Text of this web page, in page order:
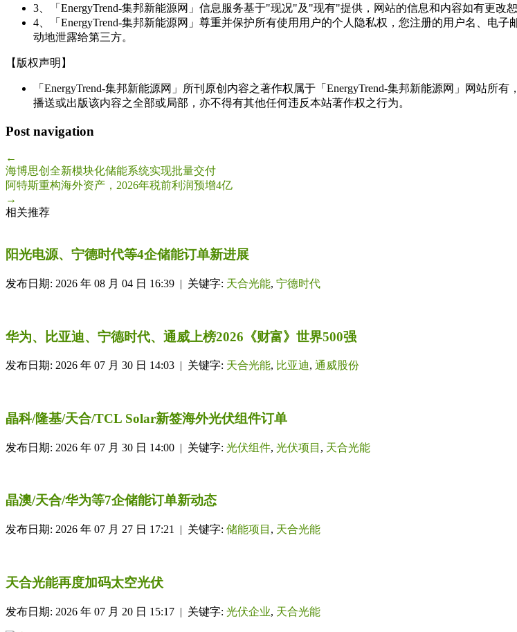
3、「EnergyTrend-集邦新能源网」信息服务基于"现况"及"现有"提供，网站的信息和内容如有更改恕
4、「EnergyTrend-集邦新能源网」尊重并保护所有使用用户的个人隐私权，您注册的用户名、电
动地泄露给第三方。
【版权声明】
「EnergyTrend-集邦新能源网」所刊原创内容之著作权属于「EnergyTrend-集邦新能源网」网站所
播送或出版该内容之全部或局部，亦不得有其他任何违反本站著作权之行为。
Post navigation
←
海博思创全新模块化储能系统实现批量交付
阿特斯重构海外资产，2026年税前利润预增4亿
→
相关推荐
阳光电源、宁德时代等4企储能订单新进展
发布日期: 2026 年 08 月 04 日 16:39 | 关键字: 天合光能, 宁德时代
华为、比亚迪、宁德时代、通威上榜2026《财富》世界500强
发布日期: 2026 年 07 月 30 日 14:03 | 关键字: 天合光能, 比亚迪, 通威股份
晶科/隆基/天合/TCL Solar新签海外光伏组件订单
发布日期: 2026 年 07 月 30 日 14:00 | 关键字: 光伏组件, 光伏项目 , 天合光能
晶澳/天合/华为等7企储能订单新动态
发布日期: 2026 年 07 月 27 日 17:21 | 关键字: 储能项目 , 天合光能
天合光能再度加码太空光伏
发布日期: 2026 年 07 月 20 日 15:17 | 关键字: 光伏企业, 天合光能